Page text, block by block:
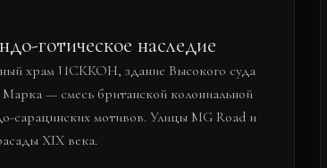
готическое наследие
храм ИСККОН, здание Высокого суда
— смесь британской колониальной
сарацинских мотивов. Улицы MG Road и
XIX века.